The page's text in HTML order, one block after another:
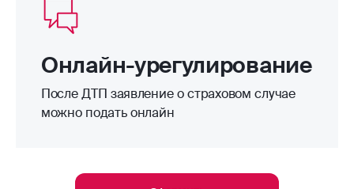
Онлайн-урегулирование
После ДТП заявление о страховом случае
можно подать онлайн